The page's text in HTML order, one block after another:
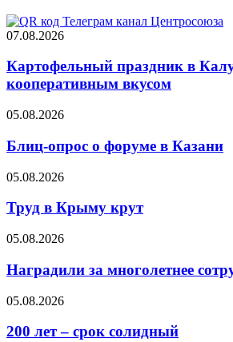
07.08.2026
Картофельный праздник в
кооперативным вкусом
05.08.2026
Блиц-опрос о форуме в Казани
05.08.2026
Труд в Крыму крут
05.08.2026
Наградили за многолетнее
05.08.2026
200 лет – срок солидный